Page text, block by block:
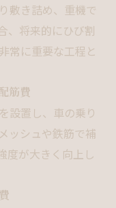
敷き詰め、重機で
、将来的にひび割
常に重要な工程と
筋費
設置し、車の乗り
ッシュや鉄筋で補
度が大きく向上し